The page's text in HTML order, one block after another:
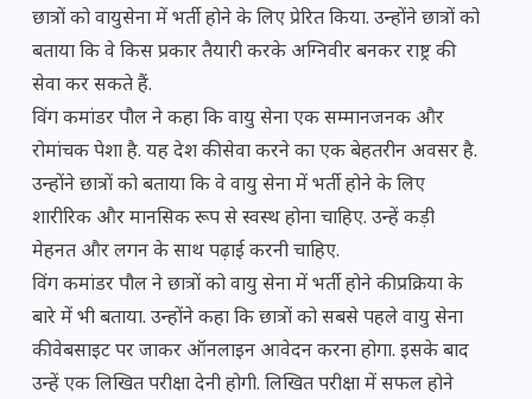
छात्रों को वायुसेना में भर्ती होने के लिए प्रेरित किया. उन्होंने छात्रों को
बताया कि वे किस प्रकार तैयारी करके अग्निवीर बनकर राष्ट्र की
सेवा कर सकते हैं.
विंग कमांडर पौल ने कहा कि वायु सेना एक सम्मानजनक और
रोमांचक पेशा है. यह देश की सेवा करने का एक बेहतरीन अवसर है.
उन्होंने छात्रों को बताया कि वे वायु सेना में भर्ती होने के लिए
शारीरिक और मानसिक रूप से स्वस्थ होना चाहिए. उन्हें कड़ी
मेहनत और लगन के साथ पढ़ाई करनी चाहिए.
विंग कमांडर पौल ने छात्रों को वायु सेना में भर्ती होने की प्रक्रिया के
बारे में भी बताया. उन्होंने कहा कि छात्रों को सबसे पहले वायु सेना
की वेबसाइट पर जाकर ऑनलाइन आवेदन करना होगा. इसके बाद
उन्हें एक लिखित परीक्षा देनी होगी. लिखित परीक्षा में सफल होने